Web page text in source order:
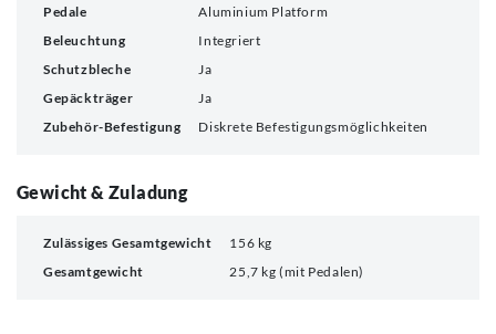
Pedale
Aluminium Platform
Beleuchtung
Integriert
Schutzbleche
Ja
Gepäckträger
Ja
Zubehör-Befestigung
Diskrete Befestigungsmöglichkeiten
Gewicht & Zuladung
Zulässiges Gesamtgewicht
156 kg
Gesamtgewicht
25,7 kg (mit Pedalen)